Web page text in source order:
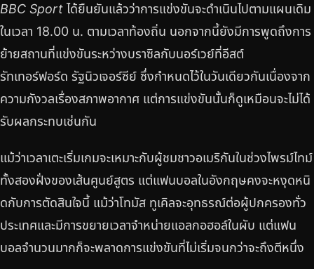
BBC Sport ได้ยืนยันแล้วว่าการแข่งขันจะดำเนินไปตามแผนเดิม
ในเวลา 18.00 น. ตามเวลาท้องถิ่น นอกจากนี้ยังมีการพูดถึงการ
ย้ายสถานที่แข่งขันระหว่างบราซิลกับนอร์เวย์ที่อีสต์
รัทเทอร์ฟอร์ด รัฐนิวเจอร์ซีย์ ซึ่งกำหนดไว้ในวันเดียวกันเนื่องจาก
ความกังวลเรื่องสภาพอากาศ แต่การแข่งขันนั้นก็ดูเหมือนจะไม่ได้
รับผลกระทบเช่นกัน
แม้ว่าเวลาเตะเริ่มเกมจะเหมาะกับผู้ชมชาวอเมริกันในช่วงไพรม์ไทม์
ทั้งสองฝั่งของเส้นศูนย์สูตร แต่แฟนบอลในอังกฤษคงจะหงุดหนิ
ดกับการตัดสินใจนี้ แม้ว่าโทมัส ทูเคิลจะอุทธรณ์ต่อผู้ปกครองทั่ว
ประเทศและมีการขยายเวลาจำหน่ายแอลกอฮอล์ในผับ แต่แฟน
บอลจำนวนมากก็จะพลาดการแข่งขันที่ไม่เริ่มจนกว่าจะถึงตีหนึ่ง